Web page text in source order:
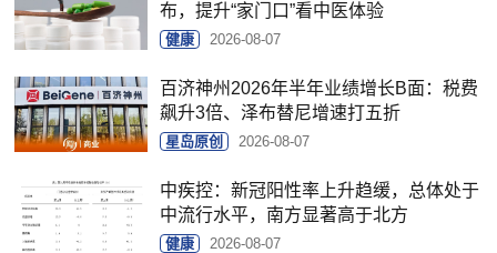
布，提升“家门口”看中医体验
健康 2026-08-07
百济神州2026年半年业绩增长B面：税费
飙升3倍、泽布替尼增速打五折
星岛原创 2026-08-07
中疾控：新冠阳性率上升趋缓，总体处于
中流行水平，南方显著高于北方
健康 2026-08-07